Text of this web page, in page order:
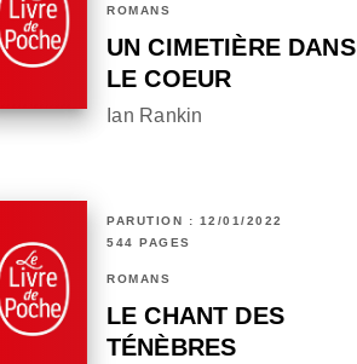
ROMANS
UN CIMETIÈRE DANS
LE COEUR
Ian Rankin
PARUTION : 12/01/2022
544 PAGES
ROMANS
LE CHANT DES
TÉNÈBRES